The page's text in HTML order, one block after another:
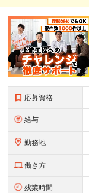
応募資格
給与
勤務地
働き方
残業時間